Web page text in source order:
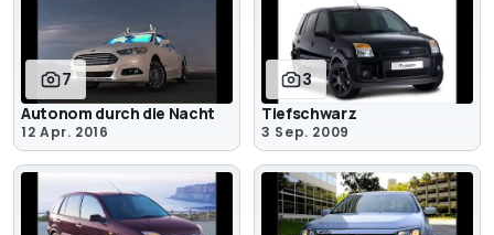
7
Autonom durch die Nacht
12 Apr. 2016
3
Tiefschwarz
3 Sep. 2009